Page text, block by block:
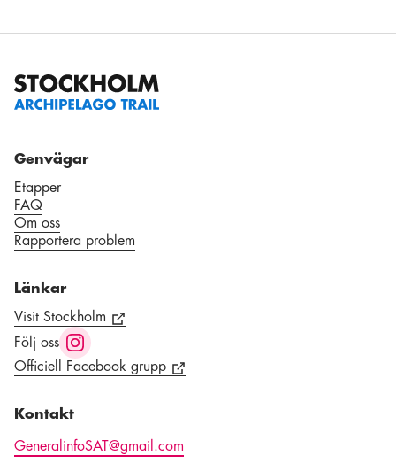
Genvägar
Etapper
FAQ
Om oss
Rapportera problem
Länkar
Visit Stockholm
Följ oss
Officiell Facebook grupp
Kontakt
GeneralinfoSAT@gmail.com